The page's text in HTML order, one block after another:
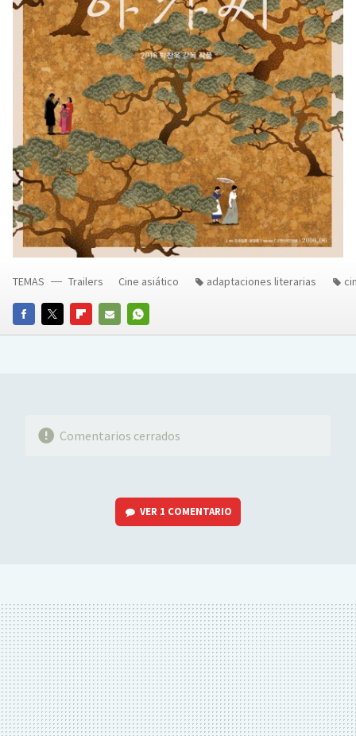
FACEBOOKTWITTERFLIPBOARD
E-
WHATSAPP
TEMAS Trailers Cine asiático adaptaciones literarias
Comentarios cerrados
VER 1 COMENTARIO